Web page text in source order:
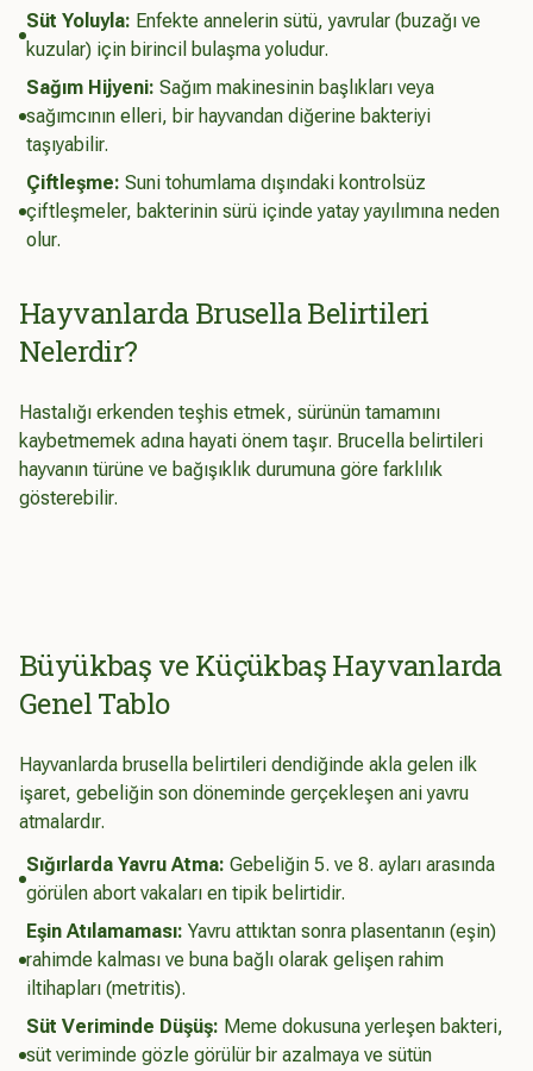
Süt Yoluyla: Enfekte annelerin sütü, yavrular (buzağı ve
kuzular) için birincil bulaşma yoludur.
Sağım Hijyeni: Sağım makinesinin başlıkları veya
sağımcının elleri, bir hayvandan diğerine bakteriyi
taşıyabilir.
Çiftleşme: Suni tohumlama dışındaki kontrolsüz
çiftleşmeler, bakterinin sürü içinde yatay yayılımına neden
olur.
Hayvanlarda Brusella Belirtileri
Nelerdir?
Hastalığı erkenden teşhis etmek, sürünün tamamını
kaybetmemek adına hayati önem taşır. Brucella belirtileri
hayvanın türüne ve bağışıklık durumuna göre farklılık
gösterebilir.
Büyükbaş ve Küçükbaş Hayvanlarda
Genel Tablo
Hayvanlarda brusella belirtileri dendiğinde akla gelen ilk
işaret, gebeliğin son döneminde gerçekleşen ani yavru
atmalardır.
Sığırlarda Yavru Atma: Gebeliğin 5. ve 8. ayları arasında
görülen abort vakaları en tipik belirtidir.
Eşin Atılamaması: Yavru attıktan sonra plasentanın (eşin)
rahimde kalması ve buna bağlı olarak gelişen rahim
iltihapları (metritis).
Süt Veriminde Düşüş: Meme dokusuna yerleşen bakteri,
süt veriminde gözle görülür bir azalmaya ve sütün